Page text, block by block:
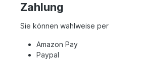
Zahlung
Sie können wahlweise per
Amazon Pay
Paypal